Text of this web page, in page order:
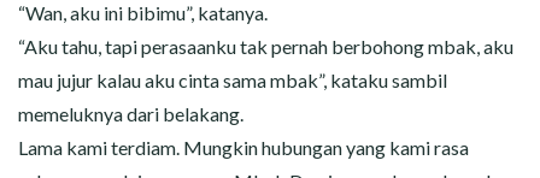
“Wan, aku ini bibimu”, katanya.
“Aku tahu, tapi perasaanku tak pernah berbohong mbak, aku
mau jujur kalau aku cinta sama mbak”, kataku sambil
memeluknya dari belakang.
Lama kami terdiam. Mungkin hubungan yang kami rasa